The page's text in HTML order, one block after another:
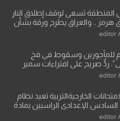
تسعى لوقف إطلاق النار
هرمز .. والعراق يطرح ورقة بشأن
editor
للمأجورين وسقوط في فخ
ردٌّ صريح على افتراءات سمير
editor
الخارجيةالتربية تعيد نظام
السادس الإعدادي الراسبين بمادة
editor